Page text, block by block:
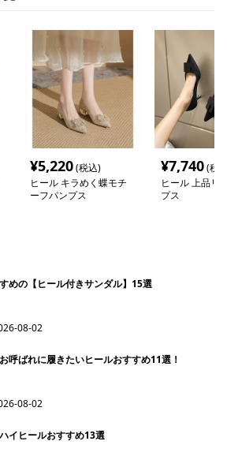
¥5,220(税込)
ヒール キラめく蝶モチ
ーフパンプス
¥7,740(税
ヒール 上品リ
プス
めの【ヒール付きサンダル】15選
08-02
呼ばれに履きたいヒールおすすめ11選！
08-02
イヒールおすすめ13選